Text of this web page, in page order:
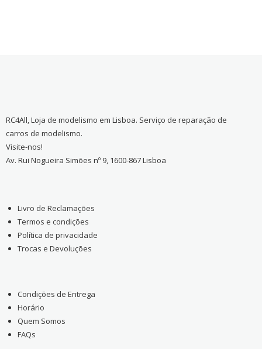
RC4All, Loja de modelismo em Lisboa. Serviço de reparação de
carros de modelismo.
Visite-nos!
Av. Rui Nogueira Simões nº 9, 1600-867 Lisboa
Livro de Reclamações
Termos e condições
Política de privacidade
Trocas e Devoluções
Condições de Entrega
Horário
Quem Somos
FAQs